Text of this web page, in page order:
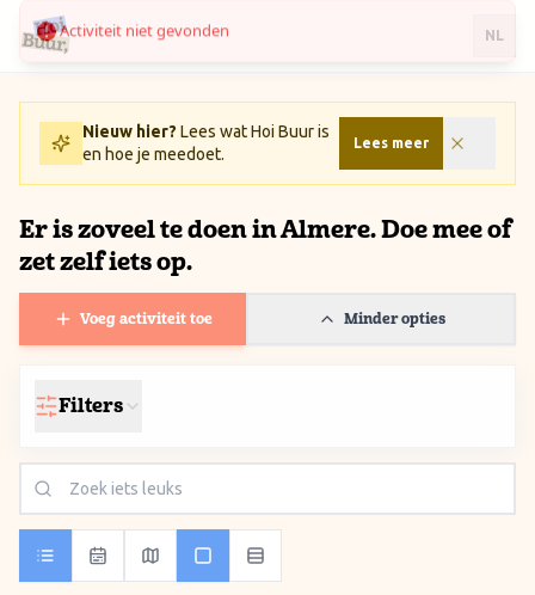
Ga naar inhoud / Skip to content
NL
Nieuw hier? Lees wat Hoi Buur is
en hoe je meedoet.
Lees meer
Er is zoveel te doen in Almere. Doe mee of
zet zelf iets op.
Voeg activiteit toe Minder opties
Filters